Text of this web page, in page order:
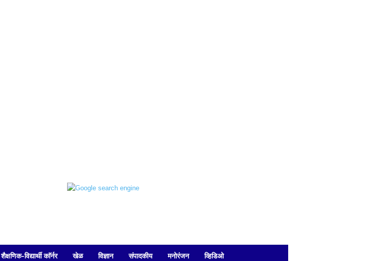
शैक्षणिक-विद्यार्थी काॅर्नर खेळ विज्ञान संपादकीय मनोरंजन व्हिडिओ